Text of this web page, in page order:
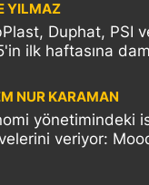
YILMAZ
Duphat, PSI
ilk haftasına
NUR KARAMAN
yönetimindeki
veriyor: